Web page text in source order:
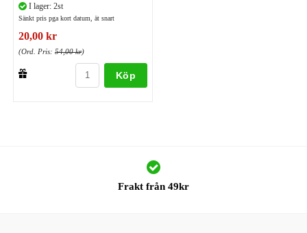
I lager: 2st
Sänkt pris pga kort datum, ät snart
20,00 kr
(Ord. Pris: 54,00 kr)
Köp
Frakt från 49kr